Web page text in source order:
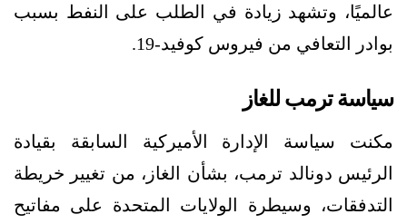
عالميًا، وتشهد زيادة في الطلب على النفط بسبب
بوادر التعافي من فيروس كوفيد-19.
سياسة ترمب للغاز
مكنت سياسة الإدارة الأميركية السابقة بقيادة
الرئيس دونالد ترمب، بشأن الغاز، من تغيير خريطة
التدفقات، وسيطرة الولايات المتحدة على مفاتيح